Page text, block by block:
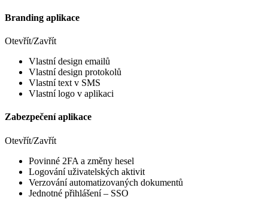
Branding aplikace
Otevřít/Zavřít
Vlastní design emailů
Vlastní design protokolů
Vlastní text v SMS
Vlastní logo v aplikaci
Zabezpečení aplikace
Otevřít/Zavřít
Povinné 2FA a změny hesel
Logování uživatelských aktivit
Verzování automatizovaných dokumentů
Jednotné přihlášení – SSO